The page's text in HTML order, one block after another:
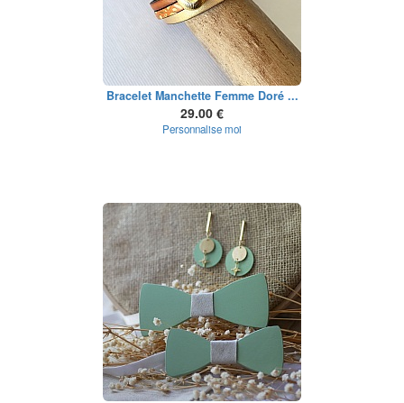
Bracelet Manchette Femme Doré ...
29.00 €
Personnalise moi